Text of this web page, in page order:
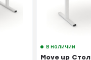
В наличии
Move up Стол